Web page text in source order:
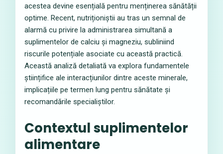
acestea devine esențială pentru menținerea sănătății
optime. Recent, nutriționiștii au tras un semnal de
alarmă cu privire la administrarea simultană a
suplimentelor de calciu și magneziu, subliniind
riscurile potențiale asociate cu această practică.
Această analiză detaliată va explora fundamentele
științifice ale interacțiunilor dintre aceste minerale,
implicațiile pe termen lung pentru sănătate și
recomandările specialiștilor.
Contextul suplimentelor
alimentare